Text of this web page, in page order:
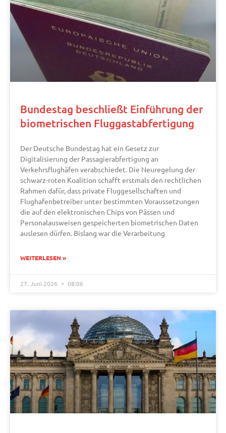
Bundestag beschließt Einführung der
biometrischen Fluggastabfertigung
Der Deutsche Bundestag hat ein Gesetz zur
Digitalisierung der Passagierabfertigung an
Verkehrsflughäfen verabschiedet. Die Neuregelung der
schwarz-roten Koalition schafft erstmals den rechtlichen
Rahmen dafür, dass private Fluggesellschaften und
Flughafenbetreiber unter bestimmten Voraussetzungen
die auf den elektronischen Chips von Pässen und
Personalausweisen gespeicherten biometrischen Daten
auslesen dürfen. Bislang war die Verarbeitung
WEITERLESEN »
27. Juni 2026 08:06